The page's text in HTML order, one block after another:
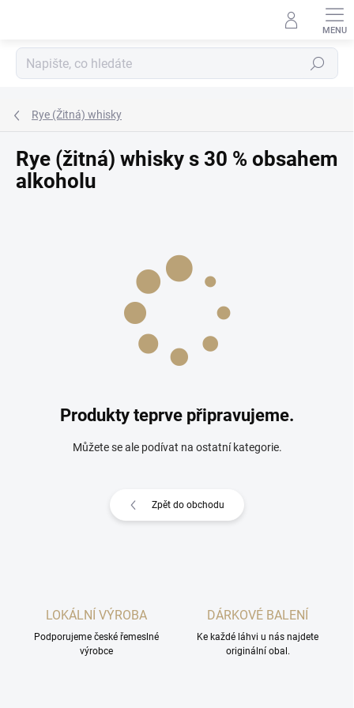
Hledat
Rye (Žitná) whisky
Rye (žitná) whisky s 30 % obsahem
alkoholu
Produkty teprve připravujeme.
Můžete se ale podívat na ostatní kategorie.
Zpět do obchodu
LOKÁLNÍ VÝROBA
Podporujeme české řemeslné
výrobce
DÁRKOVÉ BALENÍ
Ke každé láhvi u nás najdete
originální obal.